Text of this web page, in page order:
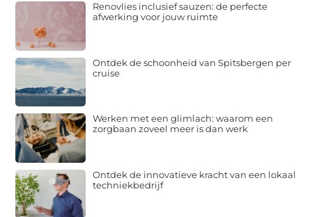
Renovlies inclusief sauzen: de perfecte
afwerking voor jouw ruimte
Ontdek de schoonheid van Spitsbergen per
cruise
Werken met een glimlach: waarom een
zorgbaan zoveel meer is dan werk
Ontdek de innovatieve kracht van een lokaal
techniekbedrijf